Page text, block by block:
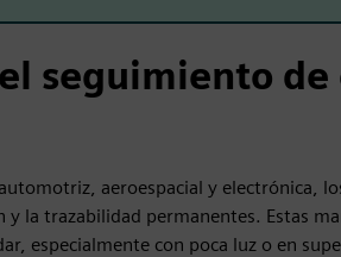
seguimiento de
aeroespacial y electrónica,
la trazabilidad permanentes. Estas
especialmente con poca luz o en